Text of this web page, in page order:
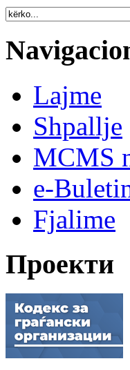
Lajme
Shpallje
MCMS
e-
Fjalime
Проекти